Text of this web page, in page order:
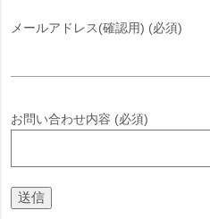
メールアドレス(確認用) (必須)
お問い合わせ内容 (必須)